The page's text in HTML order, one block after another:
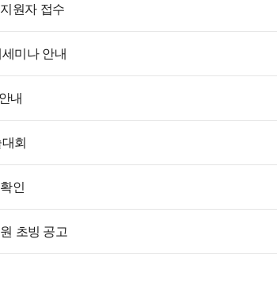
원자 접수
미나 안내
내
회
인
초빙 공고